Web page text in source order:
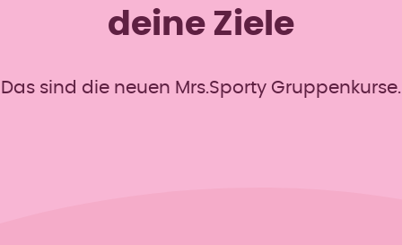
deine Ziele
Das sind die neuen Mrs.Sporty Gruppenkurse.